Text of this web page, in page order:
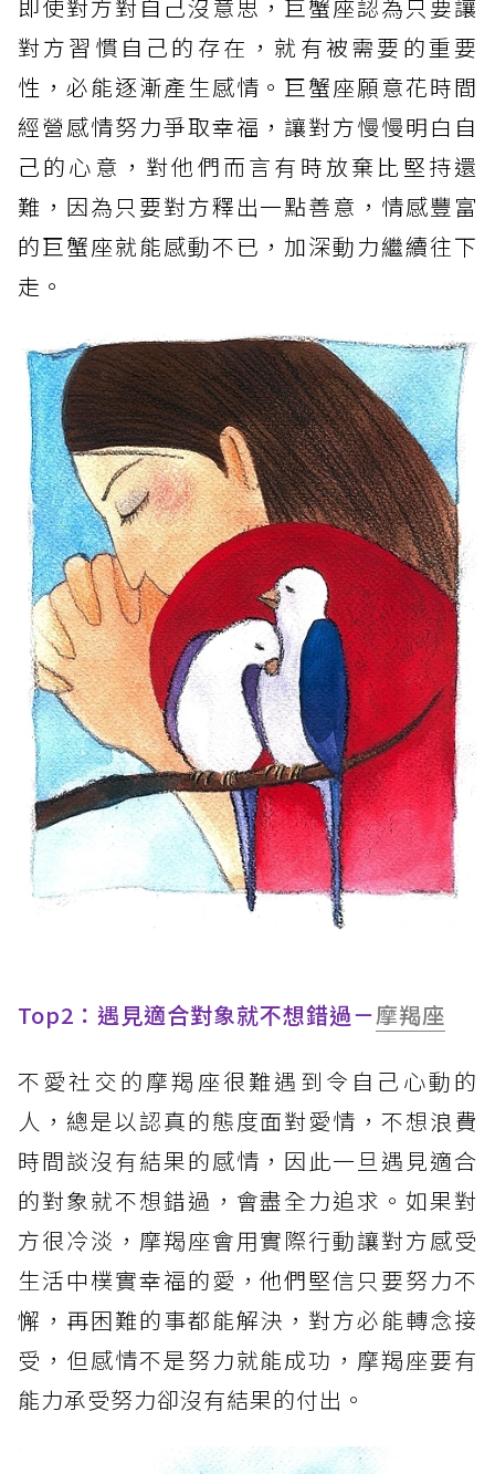
即使對方對自己沒意思，巨蟹座認為只要讓
對方習慣自己的存在，就有被需要的重要
性，必能逐漸產生感情。巨蟹座願意花時間
經營感情努力爭取幸福，讓對方慢慢明白自
己的心意，對他們而言有時放棄比堅持還
難，因為只要對方釋出一點善意，情感豐富
的巨蟹座就能感動不已，加深動力繼續往下
走。
Top2：遇見適合對象就不想錯過－摩羯座
不愛社交的摩羯座很難遇到令自己心動的
人，總是以認真的態度面對愛情，不想浪費
時間談沒有結果的感情，因此一旦遇見適合
的對象就不想錯過，會盡全力追求。如果對
方很冷淡，摩羯座會用實際行動讓對方感受
生活中樸實幸福的愛，他們堅信只要努力不
懈，再困難的事都能解決，對方必能轉念接
受，但感情不是努力就能成功，摩羯座要有
能力承受努力卻沒有結果的付出。